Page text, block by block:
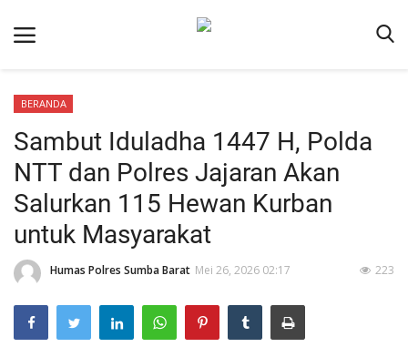
Redaksi
Binkam
Giat Ops
Polisi Kita
BERANDA
Sambut Iduladha 1447 H, Polda
NTT dan Polres Jajaran Akan
Salurkan 115 Hewan Kurban
untuk Masyarakat
Humas Polres Sumba Barat Mei 26, 2026 02:17 223